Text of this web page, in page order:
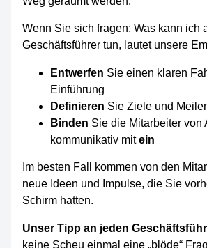
Wenn Sie sich fragen: Was kann ich
Geschäftsführer tun, lautet unsere
Entwerfen Sie einen klaren
Einführung
Definieren Sie Ziele und
Binden Sie die Mitarbeiter von
kommunikativ mitein
Im besten Fall kommen von den
neue Ideen und Impulse, die Sie
Schirm hatten.
Unser Tipp an jeden
keine Scheu einmal eine „blöde“